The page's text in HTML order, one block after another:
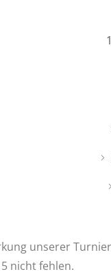
unserer
nicht fehlen.